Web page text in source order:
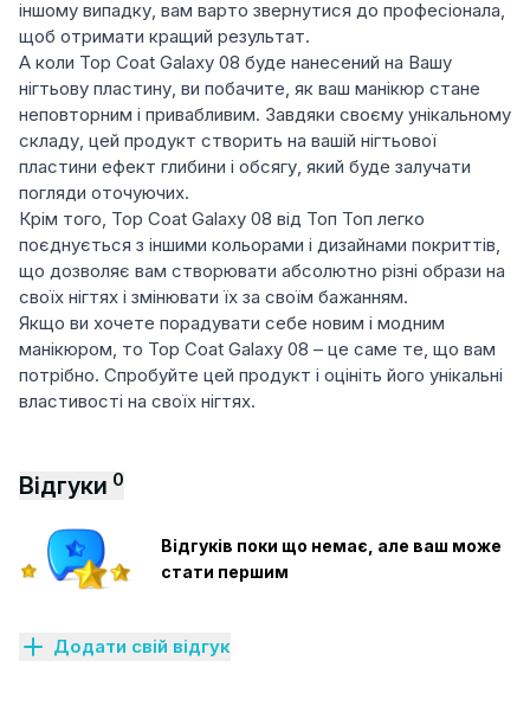
іншому випадку, вам варто звернутися до професіонала,
щоб отримати кращий результат.
А коли Top Coat Galaxy 08 буде нанесений на Вашу
нігтьову пластину, ви побачите, як ваш манікюр стане
неповторним і привабливим. Завдяки своєму унікальному
складу, цей продукт створить на вашій нігтьової
пластини ефект глибини і обсягу, який буде залучати
погляди оточуючих.
Крім того, Top Coat Galaxy 08 від Топ Топ легко
поєднується з іншими кольорами і дизайнами покриттів,
що дозволяє вам створювати абсолютно різні образи на
своїх нігтях і змінювати їх за своїм бажанням.
Якщо ви хочете порадувати себе новим і модним
манікюром, то Top Coat Galaxy 08 – це саме те, що вам
потрібно. Спробуйте цей продукт і оцініть його унікальні
властивості на своїх нігтях.
Відгуки 0
Відгуків поки що немає, але ваш може
стати першим
Додати свій відгук